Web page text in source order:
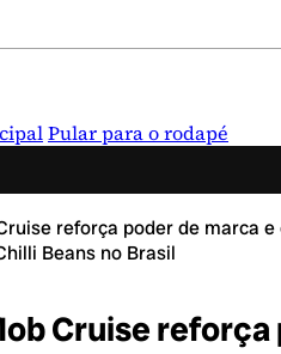
Pular para o rodapé
reforça poder de marca e
Beans no Brasil
Cruise reforça